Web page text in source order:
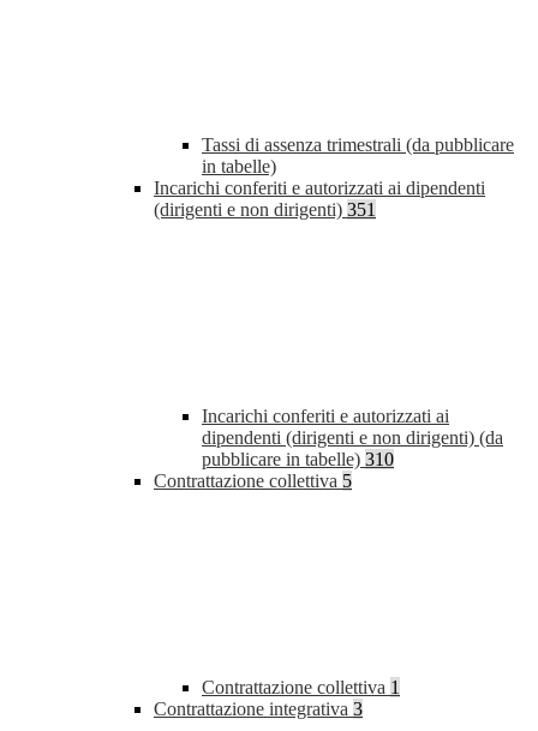
Tassi di assenza trimestrali (da pubblicare
in tabelle)
Incarichi conferiti e autorizzati ai dipendenti
(dirigenti e non dirigenti) 351
Incarichi conferiti e autorizzati ai
dipendenti (dirigenti e non dirigenti) (da
pubblicare in tabelle) 310
Contrattazione collettiva 5
Contrattazione collettiva 1
Contrattazione integrativa 3